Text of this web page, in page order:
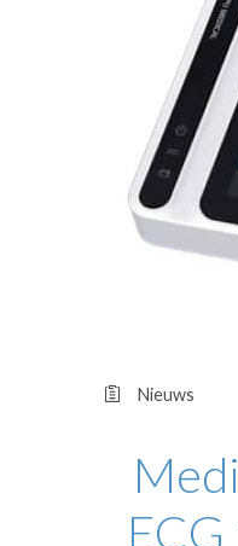
Nieuws